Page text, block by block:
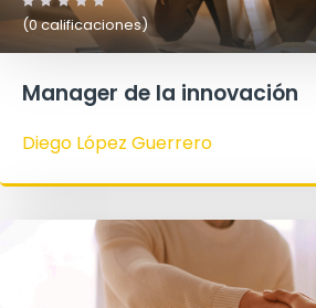
(0 calificaciones)
Manager de la innovación
Diego López Guerrero